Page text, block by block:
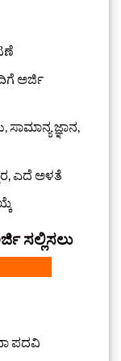
ಅರ್ಜಿ
ಜ್ಞಾನ,
ಎದೆ ಅಳತೆ
ಸಲ್ಲಿಸಲು
ಪದವಿ